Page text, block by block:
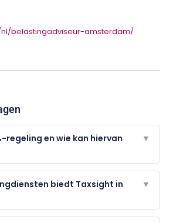
belastingadviseur-amsterdam/
regeling en wie kan hiervan
▼
biedt Taxsight in
▼